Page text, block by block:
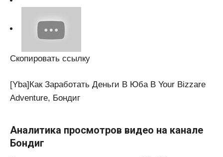
Скопировать ссылку
[Yba]Как Заработать Деньги В Юба В Your Bizzare
Adventure, Бондиг
Аналитика просмотров видео на канале
Бондиг